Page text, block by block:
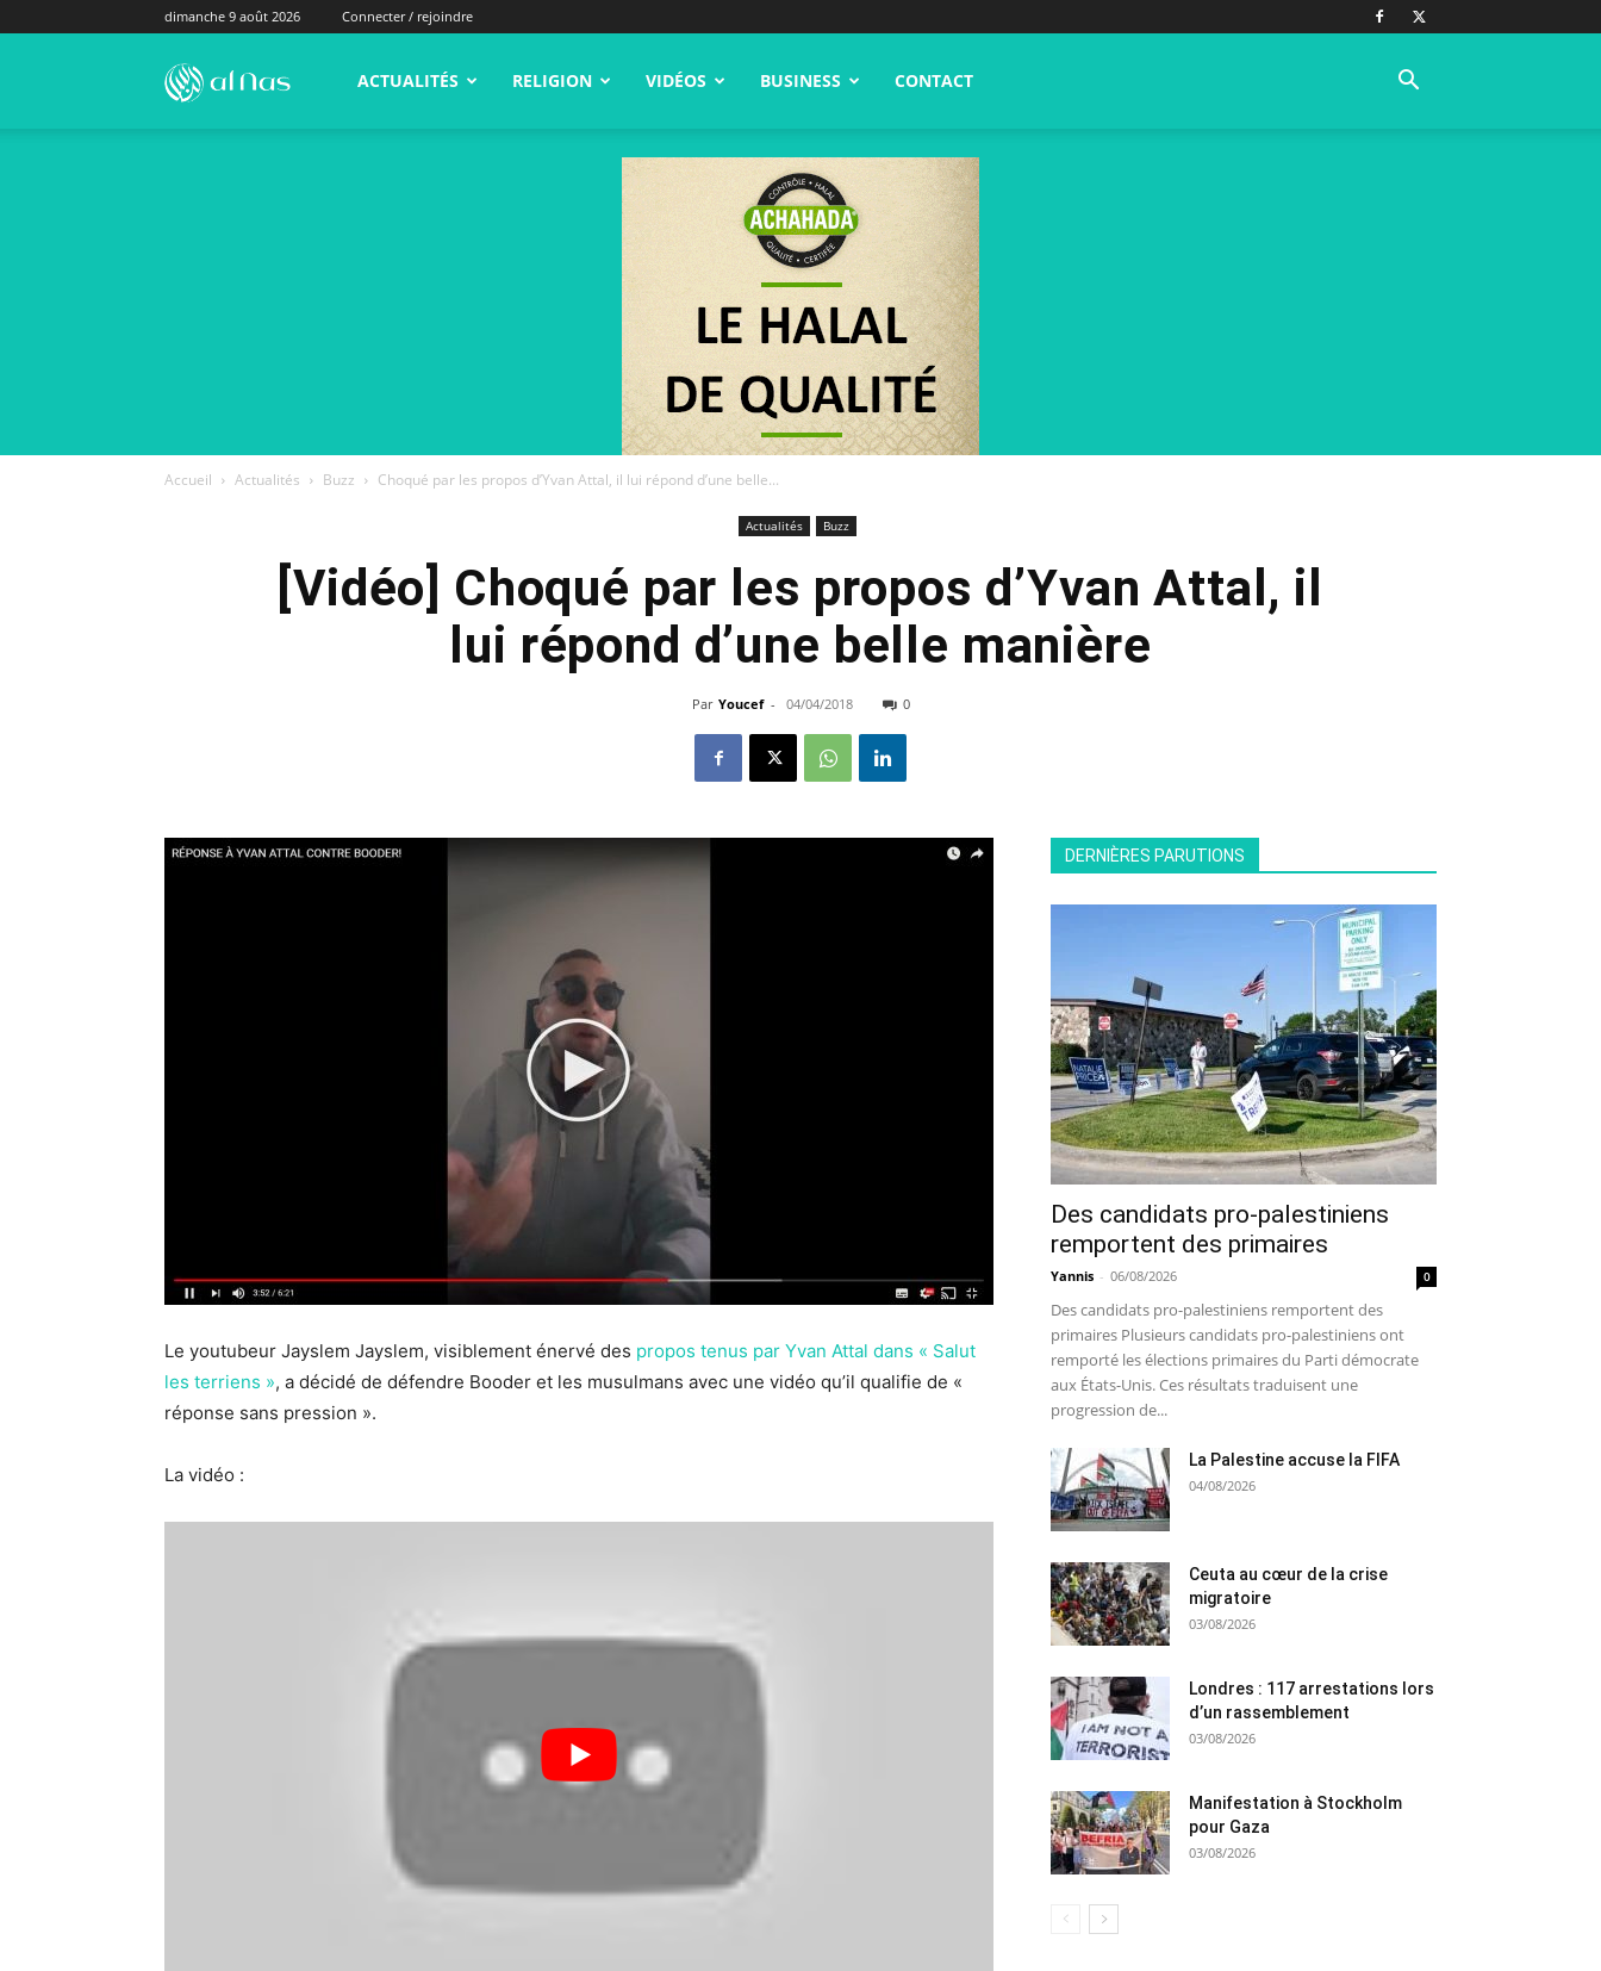
dimanche 9 août 2026 Connecter / rejoindre
alNas.fr ACTUALITÉS RELIGION VIDÉOS BUSINESS CONTACT
Accueil Actualités Buzz Choqué par les propos d’Yvan Attal, il lui répond d’une belle...
Actualités Buzz
[Vidéo] Choqué par les propos d’Yvan Attal, il
lui répond d’une belle manière
Par Youcef - 04/04/2018 0
Le youtubeur Jayslem Jayslem, visiblement énervé des propos tenus par Yvan Attal dans « Salut
les terriens », a décidé de défendre Booder et les musulmans avec une vidéo qu’il qualifie de «
réponse sans pression ».
La vidéo :
DERNIÈRES PARUTIONS
Des candidats pro-palestiniens
remportent des primaires
Yannis - 06/08/2026 0
Des candidats pro-palestiniens remportent des
primaires Plusieurs candidats pro-palestiniens ont
remporté les élections primaires du Parti démocrate
aux États-Unis. Ces résultats traduisent une
progression de...
La Palestine accuse la FIFA
04/08/2026
Ceuta au cœur de la crise
migratoire
03/08/2026
Londres : 117 arrestations lors
d’un rassemblement
03/08/2026
Manifestation à Stockholm
pour Gaza
03/08/2026